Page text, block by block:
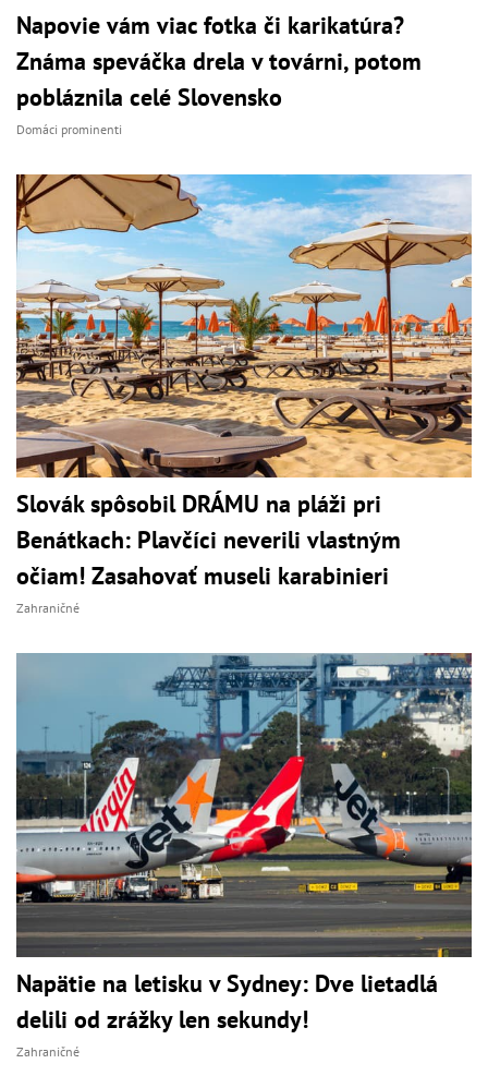
Napovie vám viac fotka či karikatúra?
Známa speváčka drela v továrni, potom
pobláznila celé Slovensko
Domáci prominenti
Slovák spôsobil DRÁMU na pláži pri
Benátkach: Plavčíci neverili vlastným
očiam! Zasahovať museli karabinieri
Zahraničné
Napätie na letisku v Sydney: Dve lietadlá
delili od zrážky len sekundy!
Zahraničné